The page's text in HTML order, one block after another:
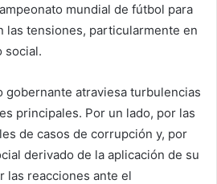
mundial de fútbol para
las tensiones, particularmente en
social.
gobernante atraviesa turbulencias
principales. Por un lado, por las
de casos de corrupción y, por
derivado de la aplicación de su
las reacciones ante el